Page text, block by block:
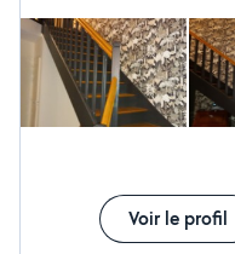
Voir le profil